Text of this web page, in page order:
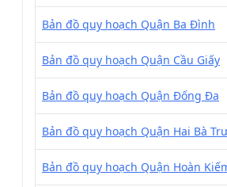
Bản đồ quy hoạch Quận Ba Đình
Bản đồ quy hoạch Quận Cầu Giấy
Bản đồ quy hoạch Quận Đống Đa
Bản đồ quy hoạch Quận Hai Bà
Bản đồ quy hoạch Quận Hoàn